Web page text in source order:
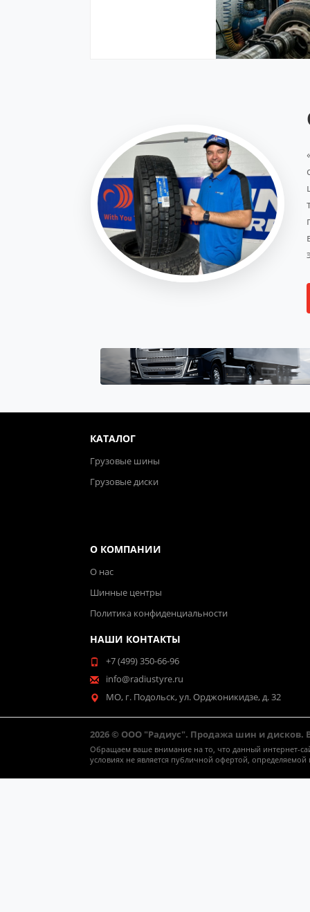
КАТАЛОГ
Грузовые шины
Грузовые диски
О КОМПАНИИ
О нас
Шинные центры
Политика конфиденциальности
НАШИ КОНТАКТЫ
+7 (499) 350-66-96
info@radiustyre.ru
МО, г. Подольск, ул. Орджоникидзе, д. 32
2026 © ООО "Радиус". Продажа шин и дисков.
Обращаем ваше внимание на то, что данный интернет-
условиях не является публичной офертой,